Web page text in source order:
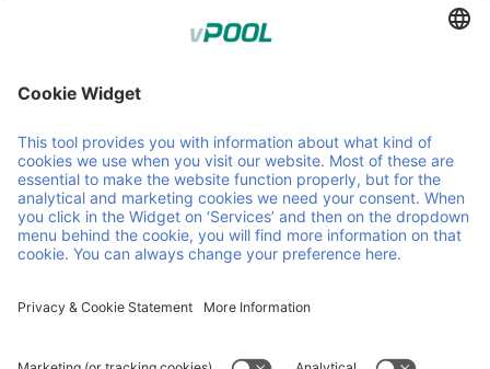
Member of Faber Group
Przydatne linki i dokumenty
O nas
Downloads
Produkty
OWZ
Usługi
OZW